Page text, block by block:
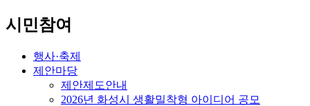
시민참여
행사·축제
제안마당
제안제도안내
2026년 화성시 생활밀착형 아이디어 공모